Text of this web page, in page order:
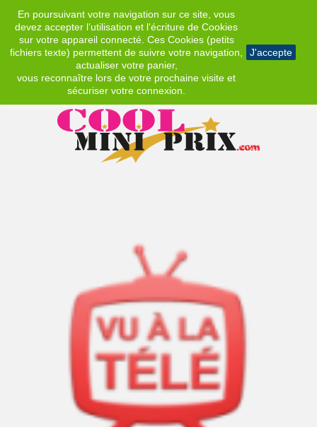
En poursuivant votre navigation sur ce site, vous
devez accepter l’utilisation et l'écriture de Cookies
sur votre appareil connecté. Ces Cookies (petits
fichiers texte) permettent de suivre votre navigation,
actualiser votre panier,
vous reconnaître lors de votre prochaine visite et
sécuriser votre connexion.
J'accepte
EUR